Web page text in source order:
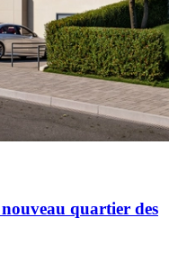
quartier des